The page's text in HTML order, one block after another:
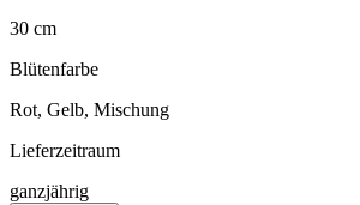
30 cm
Blütenfarbe
Rot, Gelb, Mischung
Lieferzeitraum
ganzjährig